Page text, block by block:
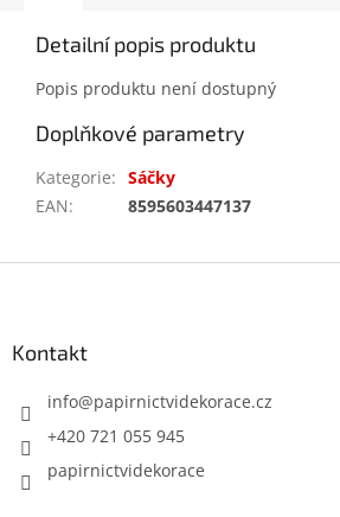
Detailní popis produktu
Popis produktu není dostupný
Doplňkové parametry
Kategorie: Sáčky
EAN: 8595603447137
Kontakt
info@papirnictvidekorace.cz
+420 721 055 945
papirnictvidekorace